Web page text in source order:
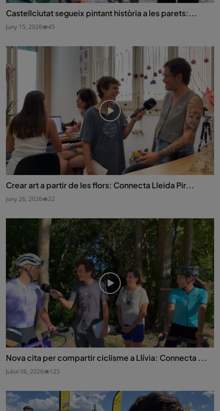
Castellciutat segueix pintant història a les parets:...
Juny 15, 2026 45
Crear art a partir de les flors: Connecta Lleida Pir...
Juny 26, 2026 22
Nova cita per compartir ciclisme a Llívia: Connecta ...
Juliol 06, 2026 125